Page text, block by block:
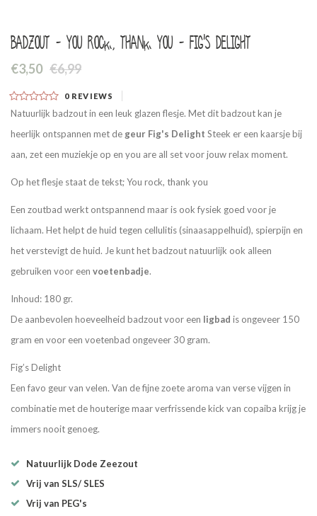
Badzout - You rock, thank you - Fig's Delight
€3,50 €6,99
0 REVIEWS
Natuurlijk badzout in een leuk glazen flesje. Met dit badzout kan je
heerlijk ontspannen met de geur Fig's Delight Steek er een kaarsje bij
aan, zet een muziekje op en you are all set voor jouw relax moment.
Op het flesje staat de tekst; You rock, thank you
Een zoutbad werkt ontspannend maar is ook fysiek goed voor je
lichaam. Het helpt de huid tegen cellulitis (sinaasappelhuid), spierpijn en
het verstevigt de huid. Je kunt het badzout natuurlijk ook alleen
gebruiken voor een voetenbadje.
Inhoud: 180 gr.
De aanbevolen hoeveelheid badzout voor een ligbad is ongeveer 150
gram en voor een voetenbad ongeveer 30 gram.
Fig’s Delight
Een favo geur van velen. Van de fijne zoete aroma van verse vijgen in
combinatie met de houterige maar verfrissende kick van copaiba krijg je
immers nooit genoeg.
Natuurlijk Dode Zeezout
Vrij van SLS/ SLES
Vrij van PEG's